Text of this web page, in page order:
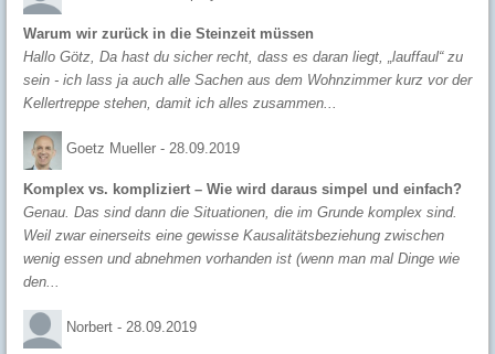
Warum wir zurück in die Steinzeit müssen
Hallo Götz, Da hast du sicher recht, dass es daran liegt, „lauffaul“ zu
sein - ich lass ja auch alle Sachen aus dem Wohnzimmer kurz vor der
Kellertreppe stehen, damit ich alles zusammen...
Goetz Mueller - 28.09.2019
Komplex vs. kompliziert – Wie wird daraus simpel und einfach?
Genau. Das sind dann die Situationen, die im Grunde komplex sind.
Weil zwar einerseits eine gewisse Kausalitätsbeziehung zwischen
wenig essen und abnehmen vorhanden ist (wenn man mal Dinge wie
den...
Norbert - 28.09.2019